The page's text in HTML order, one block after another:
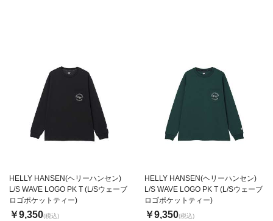
HELLY HANSEN(ヘリーハンセン)
L/S WAVE LOGO PK T (L/Sウェーブ
ロゴポケットティー)
￥9,350(税込)
HELLY HANSEN(ヘリーハンセン)
L/S WAVE LOGO PK T (L/Sウェーブ
ロゴポケットティー)
￥9,350(税込)